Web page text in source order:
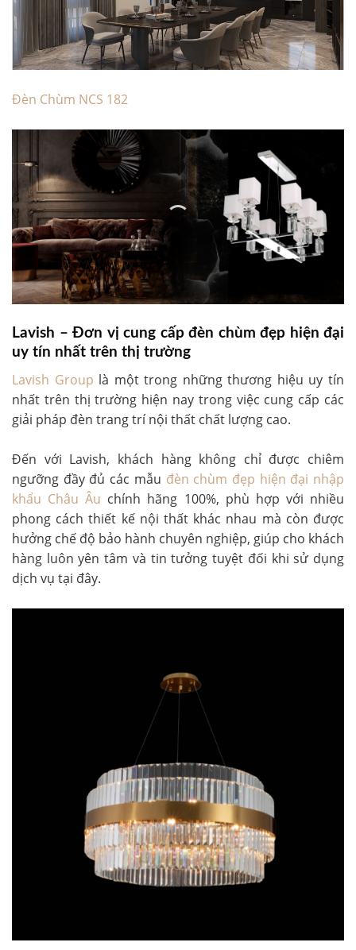
Đèn Chùm NCS 182
Lavish – Đơn vị cung cấp đèn chùm đẹp hiện đại
uy tín nhất trên thị trường
Lavish Group là một trong những thương hiệu uy tín
nhất trên thị trường hiện nay trong việc cung cấp các
giải pháp đèn trang trí nội thất chất lượng cao.
Đến với Lavish, khách hàng không chỉ được chiêm
ngưỡng đầy đủ các mẫu đèn chùm đẹp hiện đại nhập
khẩu Châu Âu chính hãng 100%, phù hợp với nhiều
phong cách thiết kế nội thất khác nhau mà còn được
hưởng chế độ bảo hành chuyên nghiệp, giúp cho khách
hàng luôn yên tâm và tin tưởng tuyệt đối khi sử dụng
dịch vụ tại đây.